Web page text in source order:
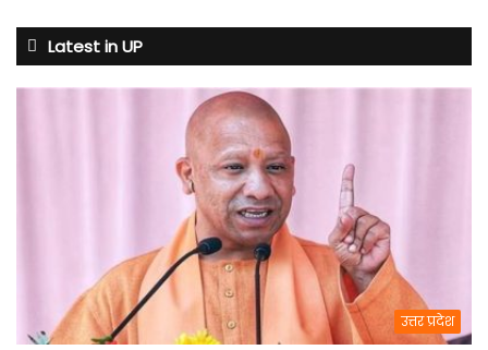
Latest in UP
उत्तर प्रदेश